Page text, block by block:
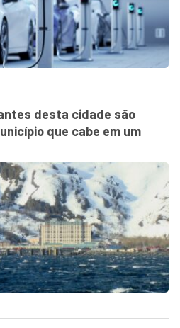
desta cidade são
que cabe em um